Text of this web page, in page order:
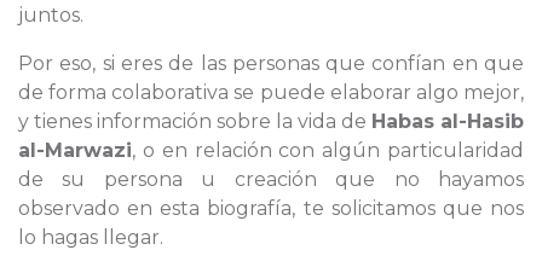
juntos.
Por eso, si eres de las personas que confían en que
de forma colaborativa se puede elaborar algo mejor,
y tienes información sobre la vida de Habas al-Hasib
al-Marwazi, o en relación con algún particularidad
de su persona u creación que no hayamos
observado en esta biografía, te solicitamos que nos
lo hagas llegar.